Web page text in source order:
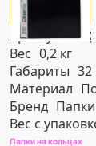
Артикул
Вес 0,2 кг
Габариты 32
Материал
Бренд
Вес с
Папки на кольцах